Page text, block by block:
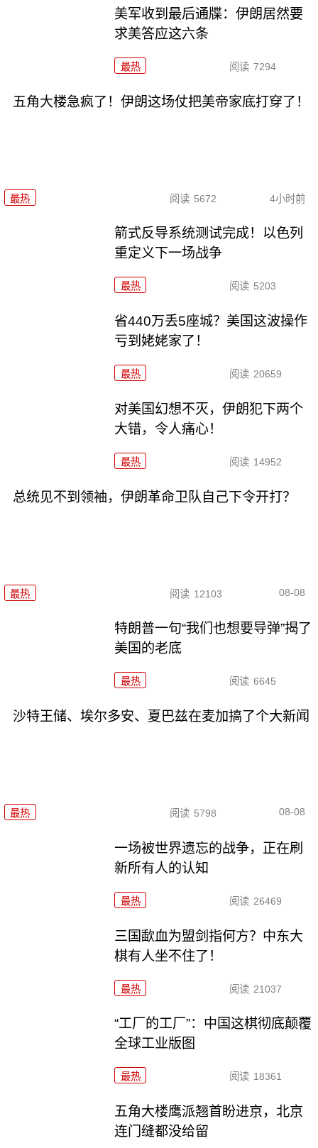
美军收到最后通牒：伊朗居然要
求美答应这六条
最热 阅读 7294
五角大楼急疯了！伊朗这场仗把美帝家底打穿了！
最热 阅读 5672 4小时前
箭式反导系统测试完成！以色列
重定义下一场战争
最热 阅读 5203
省440万丢5座城？美国这波操作
亏到姥姥家了！
最热 阅读 20659
对美国幻想不灭，伊朗犯下两个
大错，令人痛心！
最热 阅读 14952
总统见不到领袖，伊朗革命卫队自己下令开打？
最热 阅读 12103 08-08
特朗普一句“我们也想要导弹”揭了
美国的老底
最热 阅读 6645
沙特王储、埃尔多安、夏巴兹在麦加搞了个大新闻
最热 阅读 5798 08-08
一场被世界遗忘的战争，正在刷
新所有人的认知
最热 阅读 26469
三国歃血为盟剑指何方？中东大
棋有人坐不住了！
最热 阅读 21037
“工厂的工厂”：中国这棋彻底颠覆
全球工业版图
最热 阅读 18361
五角大楼鹰派翘首盼进京，北京
连门缝都没给留